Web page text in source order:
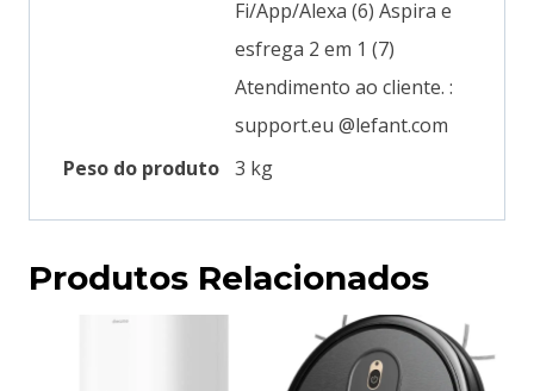
Fi/App/Alexa (6) Aspira e
esfrega 2 em 1 (7)
Atendimento ao cliente. :
support.eu @lefant.com
Peso do produto ‎3 kg
Produtos Relacionados